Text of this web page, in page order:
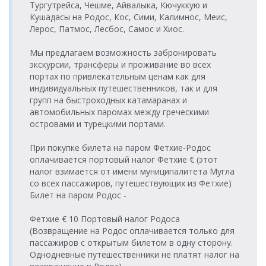
(о.Калимнос) >
Порт Эге
(г.Кушадасы)
19.08.2026 среда
09:00-09:45
Tilos Travel
Katamaran
(о.Калимнос) >
Порт Эге
(г.Кушадасы)
19.08.2026 среда
18:00-18:45
Tilos Travel
Katamaran
Порт Вати
(о.Калимнос) >
Порт Эге
(г.Кушадасы)
20.08.2026
четверг
09:00-09:45
Tilos Travel
Katamaran
Порт Вати
(о.Калимнос) >
Порт Эге
(г.Кушадасы)
20.08.2026
четверг
18:00-18:45
Tilos Travel
Katamaran
Порт Вати
(о.Калимнос) >
(г.Кушадасы)
21.08.2026
09:00-09:45
Порт Вати
(о.Калимнос) >
Порт Эге
21.08.2026
пятница
Tilos Travel
Katamaran
Порт Вати
(о.Калимнос)
суббота
08:15-09:00
Katamaran
(г.Кушадасы) >
Порт Вати
(о.Калимнос)
суббота
17:00-17:45
Tilos Travel
Katamaran
Порт Эге
(г.Кушадасы) >
Порт Вати
16.08.2026
воскресенье
08:15-09:00
Tilos Travel
Katamaran
(г.Кушадасы) >
Порт Вати
(о.Калимнос)
воскресенье
17:00-17:45
Tilos Travel
Katamaran
Порт Эге
(г.Кушадасы) >
(о.Калимнос)
17.08.2026
понедельник
Порт Эге
(г.Кушадасы) >
Порт Вати
17.08.2026
понедельник
17:00-17:45
Tilos Travel
Katamaran
Тургутрейса, Чешме, Айвалыка, Кючуккую и
Кушадасы на Родос, Кос, Сими, Калимнос, Меис,
Лерос, Патмос, Лесбос, Самос и Хиос.
Мы предлагаем возможность забронировать
экскурсии, трансферы и проживание во всех
портах по привлекательным ценам как для
индивидуальных путешественников, так и для
групп на быстроходных катамаранах и
автомобильных паромах между греческими
островами и турецкими портами.
При покупке билета на паром Фетхие-Родос
оплачивается портовый налог Фетхие € (этот
налог взимается от имени муниципалитета Мугла
со всех пассажиров, путешествующих из Фетхие)
Билет на паром Родос -
Фетхие € 10 Портовый налог Родоса
(Возвращение на Родос оплачивается только для
пассажиров с открытым билетом в одну сторону.
Однодневные путешественники не платят налог на